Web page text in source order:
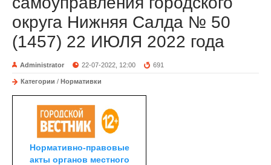
округа Нижняя Салда № 50
(1457) 22 ИЮЛЯ 2022 года
Administrator 22-07-2022, 12:00 691
Категории / Нормативки
Нормативно-правовые
акты органов местного